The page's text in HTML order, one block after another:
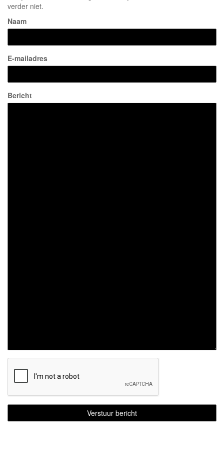
verder niet.
Naam
E-mailadres
Bericht